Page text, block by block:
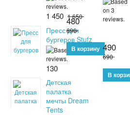
1 450 1 650
Пресс для
бургеров Stufz
130
Детская
палатка
мечты Dream
Tents
480
690
490
690